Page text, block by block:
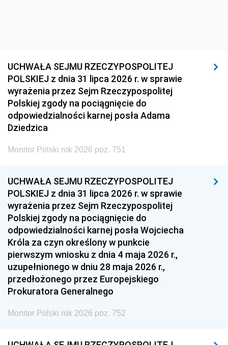
UCHWAŁA SEJMU RZECZYPOSPOLITEJ
POLSKIEJ z dnia 31 lipca 2026 r. w sprawie
wyrażenia przez Sejm Rzeczypospolitej
Polskiej zgody na pociągnięcie do
odpowiedzialności karnej posła Adama
Dziedzica
Monitor Polski rok 2026 poz. 751
UCHWAŁA SEJMU RZECZYPOSPOLITEJ
POLSKIEJ z dnia 31 lipca 2026 r. w sprawie
wyrażenia przez Sejm Rzeczypospolitej
Polskiej zgody na pociągnięcie do
odpowiedzialności karnej posła Wojciecha
Króla za czyn określony w punkcie
pierwszym wniosku z dnia 4 maja 2026 r.,
uzupełnionego w dniu 28 maja 2026 r.,
przedłożonego przez Europejskiego
Prokuratora Generalnego
Monitor Polski rok 2026 poz. 752